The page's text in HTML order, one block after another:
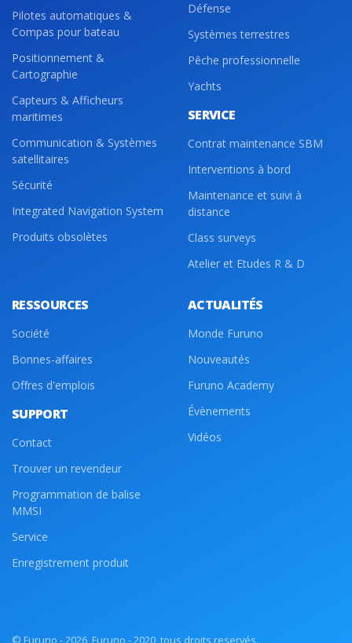
Pilotes automatiques &
Compas pour bateau
Positionnement &
Cartographie
Capteurs & Afficheurs
maritimes
Communication & Systèmes
satellitaires
Sécurité
Integrated Navigation System
Produits obsolètes
Défense
Systèmes terrestres
Pêche professionnelle
Yachts
SERVICE
Contrat maintenance SBM
Interventions à bord
Maintenance et suivi à
distance
Class surveys
Atelier et Etudes R & D
RESSOURCES
Société
Bonnes-affaires
Offres d'emplois
SUPPORT
Contact
Trouver un revendeur
Programmation de balise
MMSI
Service
Enregistrement produit
ACTUALITÉS
Monde Furuno
Nouveautés
Furuno Academy
Évènements
Vidéos
© Furuno - 2026, Furuno - 2020, tous droits reservés.